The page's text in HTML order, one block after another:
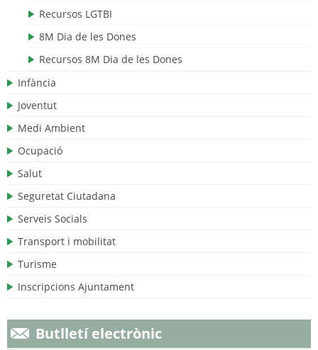
Recursos LGTBI
8M Dia de les Dones
Recursos 8M Dia de les Dones
Infància
Joventut
Medi Ambient
Ocupació
Salut
Seguretat Ciutadana
Serveis Socials
Transport i mobilitat
Turisme
Inscripcions Ajuntament
Butlletí electrònic